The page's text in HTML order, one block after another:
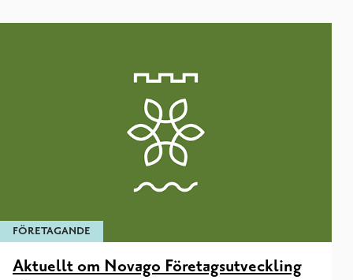
FÖRETAGANDE
Aktuellt om Novago Företagsutveckling